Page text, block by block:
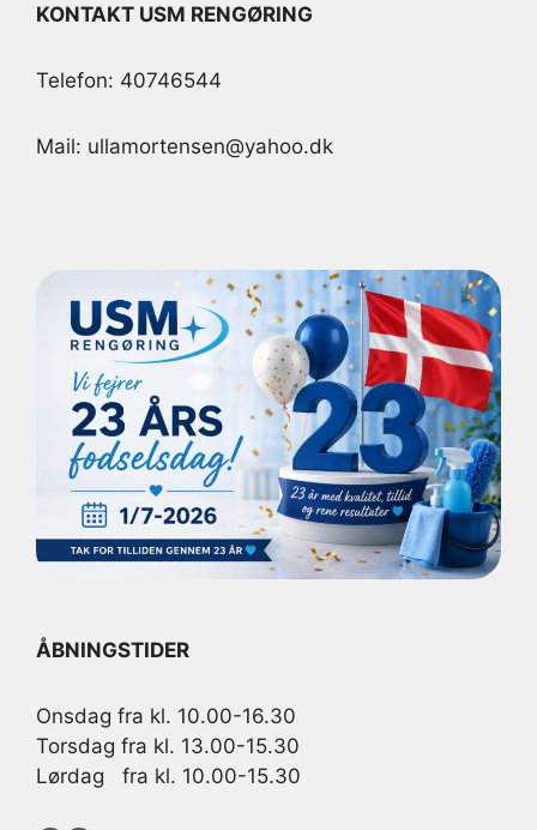
KONTAKT USM RENGØRING
Telefon: 40746544
Mail: ullamortensen@yahoo.dk
ÅBNINGSTIDER
Onsdag fra kl. 10.00-16.30
Torsdag fra kl. 13.00-15.30
Lørdag fra kl. 10.00-15.30